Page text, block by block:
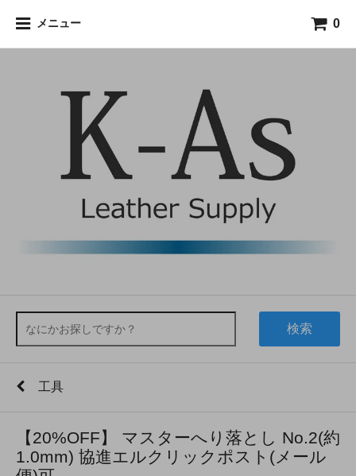
メニュー 0
検索
工具
【20%OFF】 マスターへり落とし No.2(約
1.0mm) 協進エルクリックポスト(メール